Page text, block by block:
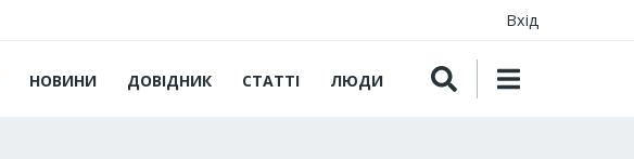
Вхід
НОВИНИ ДОВІДНИК СТАТТІ ЛЮДИ